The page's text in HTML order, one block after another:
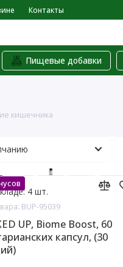
Контакты
Пищевые добавки
кишечника
4 шт.
BUP-95039
UP, Biome Boost, 60
капсул, (30